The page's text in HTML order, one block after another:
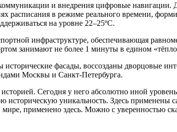
и внедрения цифровые навигации.
расписания в режиме реального времени,
на уровне 22–25ºС.
инфраструктуре, обеспечивающая
занимают не более 1 минуты в едином
фасады, воссозданы дворцовые
Москвы и Санкт-Петербурга.
Сегодня у него абсолютно иной
историческую уникальность. Здесь
применено здесь. Можно с уверенностью